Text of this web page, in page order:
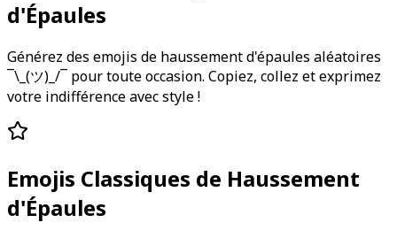
d'Épaules
Générez des emojis de haussement d'épaules aléatoires
¯\_(ツ)_/¯ pour toute occasion. Copiez, collez et exprimez
votre indifférence avec style !
Emojis Classiques de Haussement
d'Épaules